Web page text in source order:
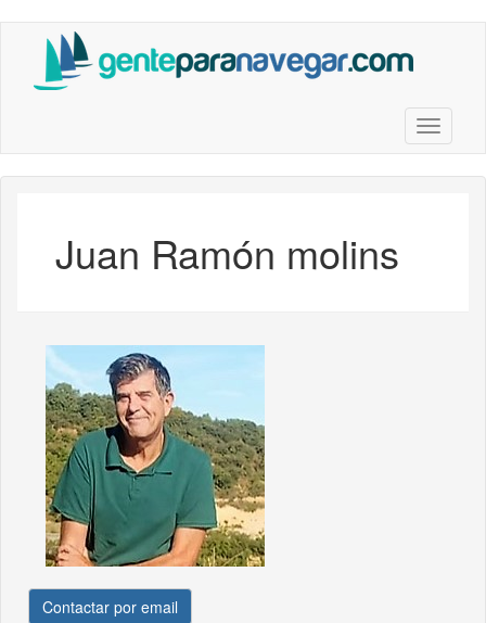
contenido
Toggle
Juan Ramón molins
Contactar por email